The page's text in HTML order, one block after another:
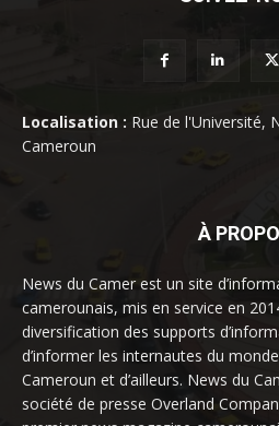
Localisation : Rue de l'Université,
Cameroun
À
News du Camer est un site
camerounais, mis en service en
diversification des supports
d’informer les internautes du
Cameroun et d’ailleurs. News du
société de presse Overland